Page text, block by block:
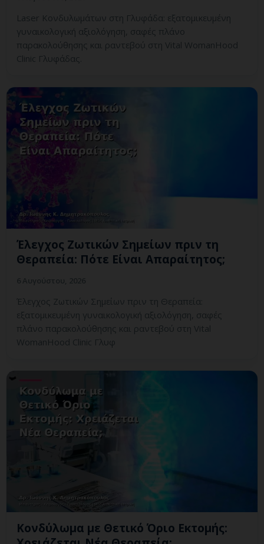
Laser Κονδυλωμάτων στη Γλυφάδα: εξατομικευμένη
γυναικολογική αξιολόγηση, σαφές πλάνο
παρακολούθησης και ραντεβού στη Vital WomanHood
Clinic Γλυφάδας.
Έλεγχος Ζωτικών Σημείων πριν τη
Θεραπεία: Πότε Είναι Απαραίτητος;
Έλεγχος Ζωτικών Σημείων πριν τη Θεραπεία:
εξατομικευμένη γυναικολογική αξιολόγηση, σαφές
πλάνο παρακολούθησης και ραντεβού στη Vital
WomanHood Clinic Γλυφ
Κονδύλωμα με Θετικό Όριο Εκτομής: